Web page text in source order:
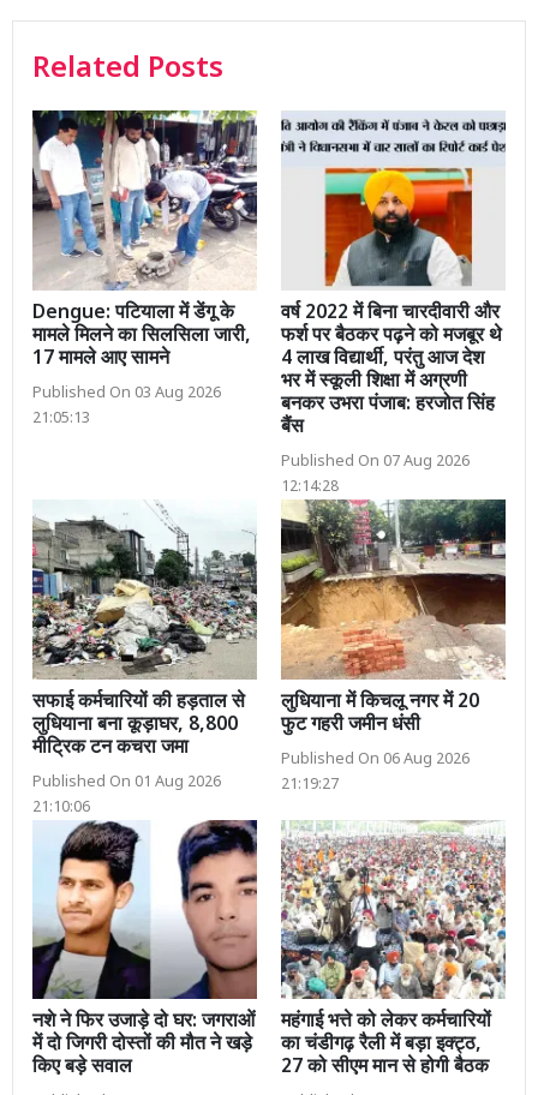
Related Posts
Dengue: पटियाला में डेंगू के
मामले मिलने का सिलसिला जारी,
17 मामले आए सामने
Published On 03 Aug 2026
21:05:13
वर्ष 2022 में बिना चारदीवारी और
फर्श पर बैठकर पढ़ने को मजबूर थे
4 लाख विद्यार्थी, परंतु आज देश
भर में स्कूली शिक्षा में अग्रणी
बनकर उभरा पंजाब: हरजोत सिंह
बैंस
Published On 07 Aug 2026
12:14:28
सफाई कर्मचारियों की हड़ताल से
लुधियाना बना कूड़ाघर, 8,800
मीट्रिक टन कचरा जमा
Published On 01 Aug 2026
21:10:06
लुधियाना में किचलू नगर में 20
फुट गहरी जमीन धंसी
Published On 06 Aug 2026
21:19:27
नशे ने फिर उजाड़े दो घर: जगराओं
में दो जिगरी दोस्तों की मौत ने खड़े
किए बड़े सवाल
महंगाई भत्ते को लेकर कर्मचारियों
का चंडीगढ़ रैली में बड़ा इक्ट्ठ,
27 को सीएम मान से होगी बैठक